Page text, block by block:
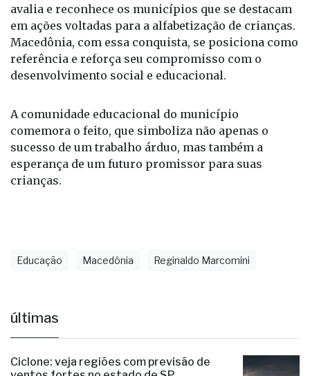
avalia e reconhece os municípios que se destacam
em ações voltadas para a alfabetização de crianças.
Macedônia, com essa conquista, se posiciona como
referência e reforça seu compromisso com o
desenvolvimento social e educacional.
A comunidade educacional do município
comemora o feito, que simboliza não apenas o
sucesso de um trabalho árduo, mas também a
esperança de um futuro promissor para suas
crianças.
Educação Macedônia Reginaldo Marcomini
últimas
Ciclone: veja regiões com previsão de